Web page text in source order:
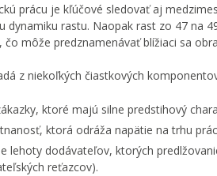
prácu je kľúčové sledovať aj
dynamiku rastu. Naopak rast zo 47 na
čo môže predznamenávať blížiaci sa
z niekoľkých čiastkových
ktoré majú silne predstihový
ktorá odráža napätie na trhu
lehoty dodávateľov, ktorých
reťazcov).